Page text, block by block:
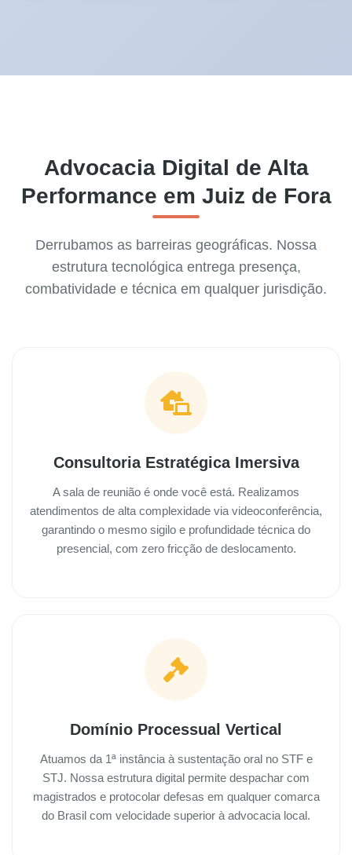
Advocacia Digital de Alta
Performance em Juiz de Fora
Derrubamos as barreiras geográficas. Nossa
estrutura tecnológica entrega presença,
combatividade e técnica em qualquer jurisdição.
Consultoria Estratégica Imersiva
A sala de reunião é onde você está. Realizamos
atendimentos de alta complexidade via videoconferência,
garantindo o mesmo sigilo e profundidade técnica do
presencial, com zero fricção de deslocamento.
Domínio Processual Vertical
Atuamos da 1ª instância à sustentação oral no STF e
STJ. Nossa estrutura digital permite despachar com
magistrados e protocolar defesas em qualquer comarca
do Brasil com velocidade superior à advocacia local.